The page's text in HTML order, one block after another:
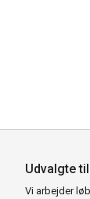
Udvalgte
Vi arbejder